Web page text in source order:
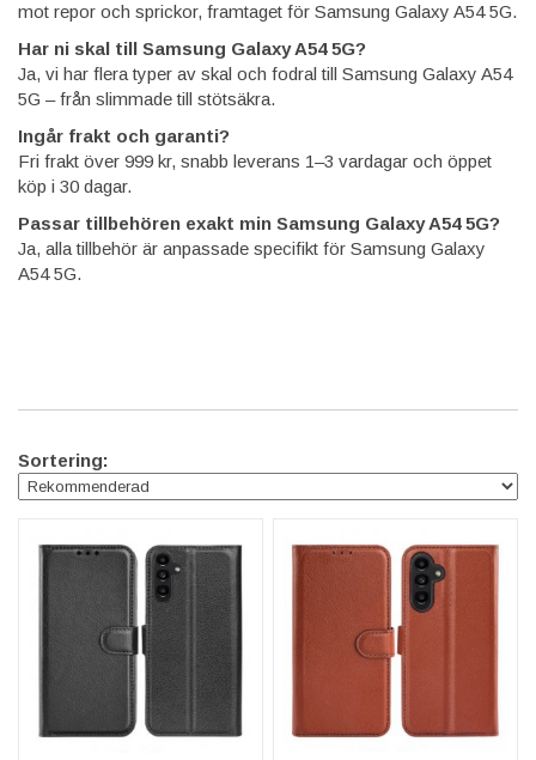
mot repor och sprickor, framtaget för Samsung Galaxy A54 5G.
Har ni skal till Samsung Galaxy A54 5G?
Ja, vi har flera typer av skal och fodral till Samsung Galaxy A54
5G – från slimmade till stötsäkra.
Ingår frakt och garanti?
Fri frakt över 999 kr, snabb leverans 1–3 vardagar och öppet
köp i 30 dagar.
Passar tillbehören exakt min Samsung Galaxy A54 5G?
Ja, alla tillbehör är anpassade specifikt för Samsung Galaxy
A54 5G.
Sortering: